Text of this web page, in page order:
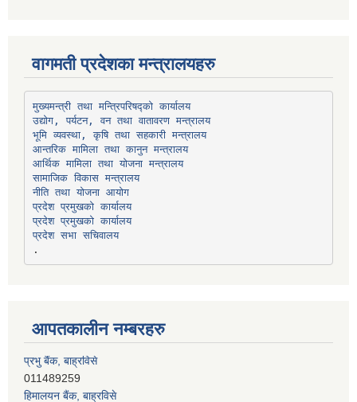
वागमती प्रदेशका मन्त्रालयहरु
मुख्यमन्त्री तथा मन्त्रिपरिषद्को कार्यालय
उद्योग, पर्यटन, वन तथा वातावरण मन्त्रालय
भूमि व्यवस्था, कृषि तथा सहकारी मन्त्रालय
आन्तरिक मामिला तथा कानुन मन्त्रालय
आर्थिक मामिला तथा योजना मन्त्रालय
सामाजिक विकास मन्त्रालय
नीति तथा योजना आयोग
प्रदेश प्रमुखको कार्यालय
प्रदेश प्रमुखको कार्यालय
प्रदेश सभा सचिवालय
आपतकालीन नम्बरहरु
हिमालयन बैंक, बाह्रविसे
011489290